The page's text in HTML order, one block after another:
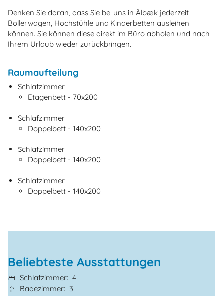
Denken Sie daran, dass Sie bei uns in Ålbæk jederzeit
Bollerwagen, Hochstühle und Kinderbetten ausleihen
können. Sie können diese direkt im Büro abholen und nach
Ihrem Urlaub wieder zurückbringen.
Raumaufteilung
Schlafzimmer
Etagenbett - 70x200
Schlafzimmer
Doppelbett - 140x200
Schlafzimmer
Doppelbett - 140x200
Schlafzimmer
Doppelbett - 140x200
Beliebteste Ausstattungen
Schlafzimmer 4
Badezimmer
3